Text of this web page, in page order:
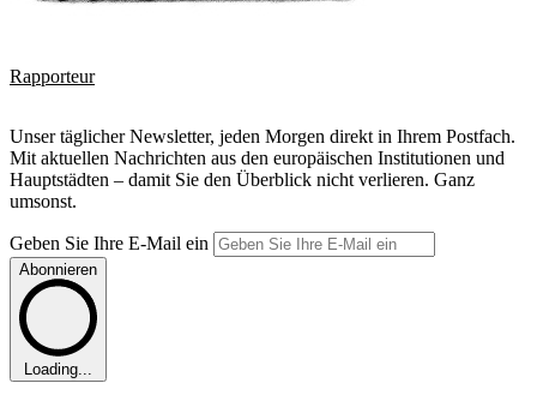
Rapporteur
Unser täglicher Newsletter, jeden Morgen direkt in Ihrem Postfach.
Mit aktuellen Nachrichten aus den europäischen Institutionen und
Hauptstädten – damit Sie den Überblick nicht verlieren. Ganz
umsonst.
Geben Sie Ihre E-Mail ein
Abonnieren
Loading...